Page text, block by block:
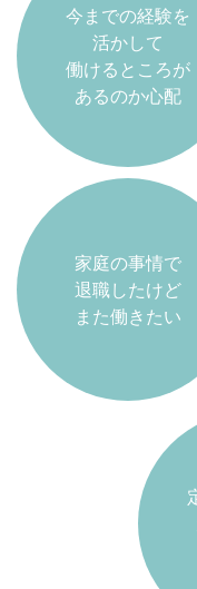
今までの経験を
活かして
働けるところが
あるのか心配
家庭の事情で
退職したけど
また働きたい